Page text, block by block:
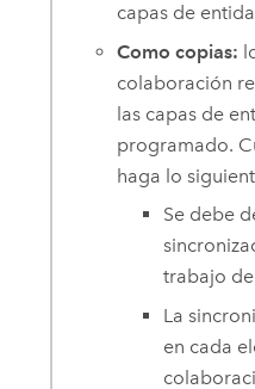
capas de
Como copias:
colaboración
las capas de
programado.
haga lo
Se debe
trabajo
La
en cada